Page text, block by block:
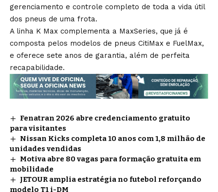
gerenciamento e controle completo de toda a vida útil
dos pneus de uma frota.
A linha K Max complementa a MaxSeries, que já é
composta pelos modelos de pneus CitiMax e FuelMax,
e oferece sete anos de garantia, além de perfeita
recapabilidade.
Fenatran 2026 abre credenciamento gratuito
para visitantes
Nissan Kicks completa 10 anos com 1,8 milhão de
unidades vendidas
Motiva abre 80 vagas para formação gratuita em
mobilidade
JETOUR amplia estratégia no futebol reforçando
modelo T1 i-DM